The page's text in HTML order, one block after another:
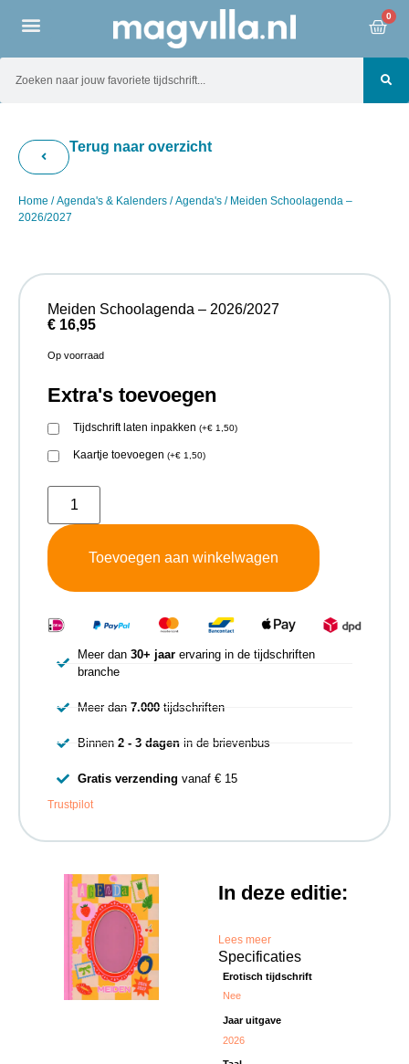
0
Terug naar overzicht
Home /Agenda's & Kalenders /Agenda's / Meiden Schoolagenda –
2026/2027
In deze editie:
Lees meer
Specificaties
Erotisch tijdschrift
Nee
Jaar uitgave
2026
Meiden Schoolagenda – 2026/2027
€ 16,95
Op voorraad
Extra's toevoegen
Tijdschrift laten inpakken (+€ 1,50)
Kaartje toevoegen (+€ 1,50)
Toevoegen aan winkelwagen
Meer dan 30+ jaarervaring in de tijdschriften
branche
Meer dan 7.000tijdschriften
Binnen 2 - 3 dagenin de brievenbus
Gratis verzending vanaf € 15
Trustpilot